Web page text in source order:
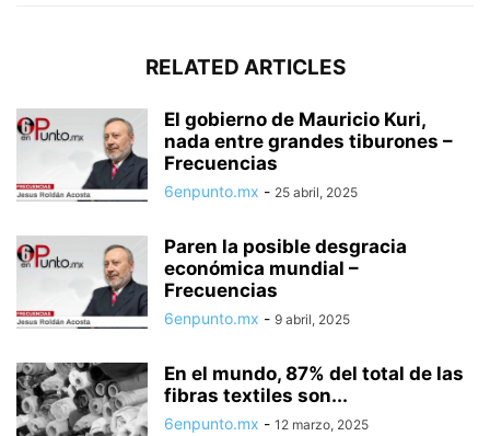
RELATED ARTICLES
El gobierno de Mauricio Kuri,
nada entre grandes tiburones –
Frecuencias
6enpunto.mx - 25 abril, 2025
Paren la posible desgracia
económica mundial –
Frecuencias
6enpunto.mx - 9 abril, 2025
En el mundo, 87% del total de las
fibras textiles son...
6enpunto.mx - 12 marzo, 2025